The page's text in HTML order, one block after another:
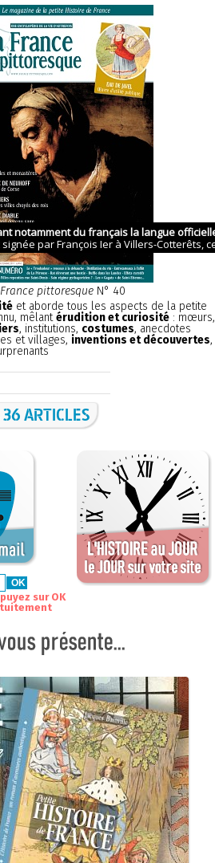
pittoresque N° 40
et aborde tous les aspects de la petite
mêlantérudition et curiosité : mœurs,
, institutions, costumes, anecdotes
et villages, inventions et découvertes,
36 ARTICLES
sur OK